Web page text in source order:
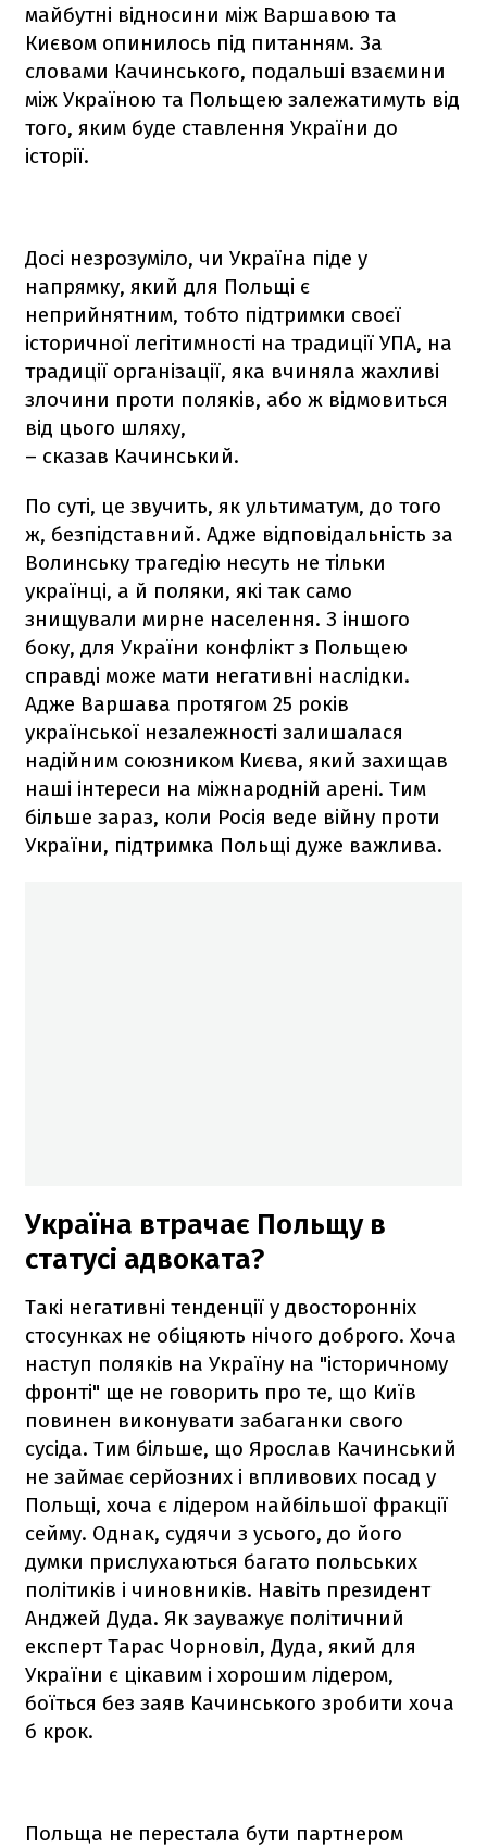
майбутні відносини між Варшавою та
Києвом опинилось під питанням. За
словами Качинського, подальші взаємини
між Україною та Польщею залежатимуть від
того, яким буде ставлення України до
історії.
Досі незрозуміло, чи Україна піде у
напрямку, який для Польщі є
неприйнятним, тобто підтримки своєї
історичної легітимності на традиції УПА, на
традиції організації, яка вчиняла жахливі
злочини проти поляків, або ж відмовиться
від цього шляху,
– сказав Качинський.
По суті, це звучить, як ультиматум, до того
ж, безпідставний. Адже відповідальність за
Волинську трагедію несуть не тільки
українці, а й поляки, які так само
знищували мирне населення. З іншого
боку, для України конфлікт з Польщею
справді може мати негативні наслідки.
Адже Варшава протягом 25 років
української незалежності залишалася
надійним союзником Києва, який захищав
наші інтереси на міжнародній арені. Тим
більше зараз, коли Росія веде війну проти
України, підтримка Польщі дуже важлива.
Україна втрачає Польщу в
статусі адвоката?
Такі негативні тенденції у двосторонніх
стосунках не обіцяють нічого доброго. Хоча
наступ поляків на Україну на "історичному
фронті" ще не говорить про те, що Київ
повинен виконувати забаганки свого
сусіда. Тим більше, що Ярослав Качинський
не займає серйозних і впливових посад у
Польщі, хоча є лідером найбільшої фракції
сейму. Однак, судячи з усього, до його
думки прислухаються багато польських
політиків і чиновників. Навіть президент
Анджей Дуда. Як зауважує політичний
експерт Тарас Чорновіл, Дуда, який для
України є цікавим і хорошим лідером,
боїться без заяв Качинського зробити хоча
б крок.
Польща не перестала бути партнером